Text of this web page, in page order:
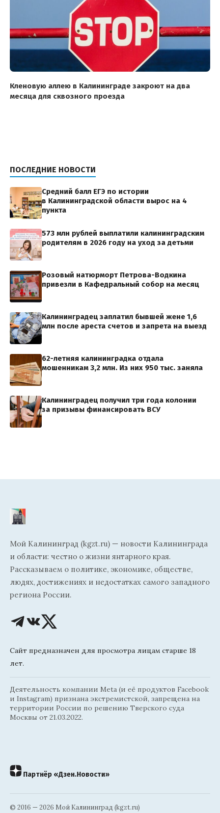
Кленовую аллею в Калининграде закроют на два
месяца для сквозного проезда
ПОСЛЕДНИЕ НОВОСТИ
Средний балл ЕГЭ по истории
в Калининградской области вырос на 4
пункта
573 млн рублей выплатили калининградским
родителям в 2026 году на уход за детьми
Розовый натюрморт Петрова-Водкина
привезли в Кафедральный собор на месяц
Калининградец заплатил бывшей жене 1,6
млн после ареста счетов и запрета на выезд
62-летняя калининградка отдала
мошенникам 3,2 млн. Из них 950 тыс. заняла
Калининградец получил три года колонии
за призывы финансировать ВСУ
Мой Калининград (kgzt.ru) — новости Калининграда
и области: честно о жизни янтарного края.
Рассказываем о политике, экономике, обществе,
людях, достижениях и недостатках самого западного
региона России.
Сайт предназначен для просмотра лицам старше 18
лет.
Деятельность компании Meta (и её продуктов Facebook
и Instagram) признана экстремистской, запрещена на
территории России по решению Тверского суда
Москвы от 21.03.2022.
Партнёр «Дзен.Новости»
© 2016 — 2026 Мой Калининград (kgzt.ru)